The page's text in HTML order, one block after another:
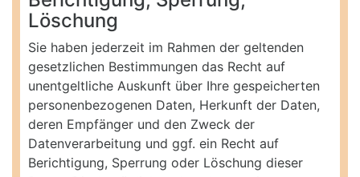
Löschung
Sie haben jederzeit im Rahmen der geltenden
gesetzlichen Bestimmungen das Recht auf
unentgeltliche Auskunft über Ihre gespeicherten
personenbezogenen Daten, Herkunft der Daten,
deren Empfänger und den Zweck der
Datenverarbeitung und ggf. ein Recht auf
Berichtigung, Sperrung oder Löschung dieser